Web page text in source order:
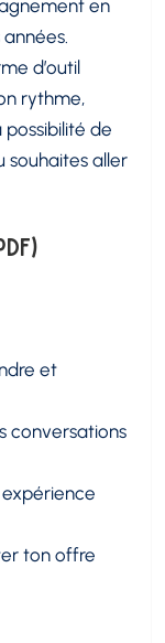
en
d’outil
rythme,
possibilité de
souhaites aller
et
conversations
ton offre